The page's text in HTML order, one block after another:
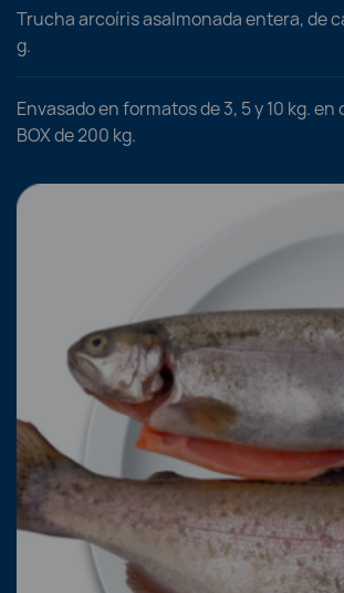
Trucha arcoíris asalmonada entera, de
g.
Envasado en formatos de 3, 5 y 10 kg. en
BOX de 200 kg.